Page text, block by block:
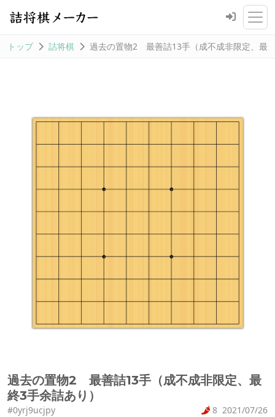
トップ 詰将棋 過去の置物2 最善詰13手（成不成非限定、最
過去の置物2 最善詰13手（成不成非限定、最
終3手余詰あり）
#0yrj9ucjpy 8 2021/07/26